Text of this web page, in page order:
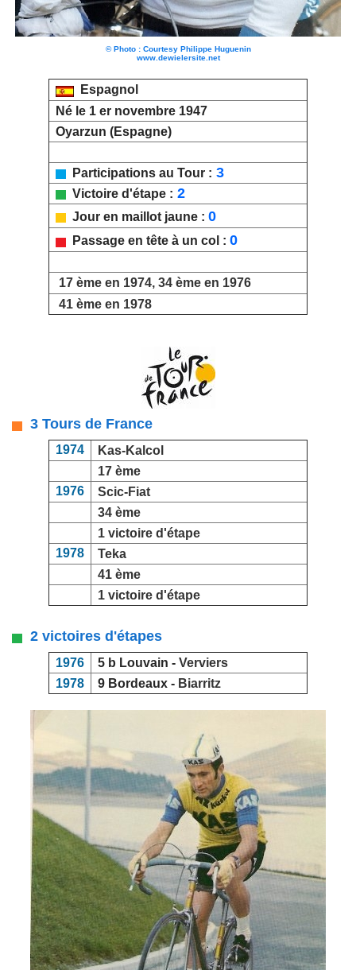
© Photo : Courtesy Philippe Huguenin
www.dewielersite.net
Espagnol
Né le 1 er novembre 1947
Oyarzun (Espagne)
Participations au Tour : 3
Victoire d'étape : 2
Jour en maillot jaune : 0
Passage en tête à un col : 0
17 ème en 1974, 34 ème en 1976
41 ème en 1978
3 Tours de France
1974
Kas-Kalcol
17 ème
1976
Scic-Fiat
34 ème
1 victoire d'étape
1978
Teka
41 ème
1 victoire d'étape
2 victoires d'étapes
1976 5 b Louvain - Verviers
1978
9 Bordeaux - Biarritz